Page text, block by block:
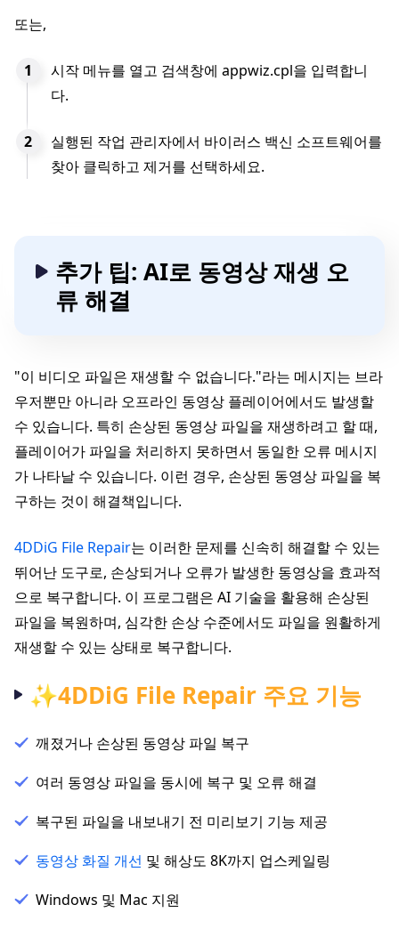
또는,
시작 메뉴를 열고 검색창에 appwiz.cpl을 입력합니
다.
실행된 작업 관리자에서 바이러스 백신 소프트웨어를
찾아 클릭하고 제거를 선택하세요.
추가 팁: AI로 동영상 재생 오
류 해결
"이 비디오 파일은 재생할 수 없습니다."라는 메시지는 브라
우저뿐만 아니라 오프라인 동영상 플레이어에서도 발생할
수 있습니다. 특히 손상된 동영상 파일을 재생하려고 할 때,
플레이어가 파일을 처리하지 못하면서 동일한 오류 메시지
가 나타날 수 있습니다. 이런 경우, 손상된 동영상 파일을 복
구하는 것이 해결책입니다.
4DDiG File Repair는 이러한 문제를 신속히 해결할 수 있는
뛰어난 도구로, 손상되거나 오류가 발생한 동영상을 효과적
으로 복구합니다. 이 프로그램은 AI 기술을 활용해 손상된
파일을 복원하며, 심각한 손상 수준에서도 파일을 원활하게
재생할 수 있는 상태로 복구합니다.
✨4DDiG File Repair 주요 기능
깨졌거나 손상된 동영상 파일 복구
여러 동영상 파일을 동시에 복구 및 오류 해결
복구된 파일을 내보내기 전 미리보기 기능 제공
동영상 화질 개선 및 해상도 8K까지 업스케일링
Windows 및 Mac 지원